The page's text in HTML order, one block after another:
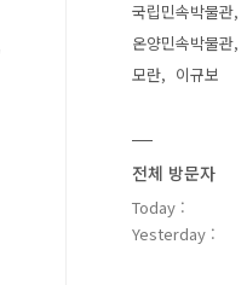
국립민속박물관
온양민속박물관
모란
이규보
전체 방문자
Today :
Yesterday :